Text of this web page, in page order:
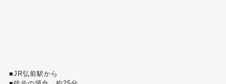
■JR弘前駅から